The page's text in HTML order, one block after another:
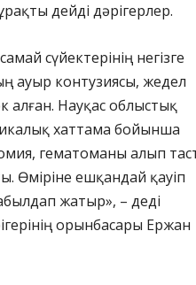
дейді дәрігерлер.
сүйектерінің негізге
ауыр контузиясы, жедел
алған. Науқас облыстық
хаттама бойынша
гематоманы алып
Өміріне ешқандай қауіп
жатыр», – деді
орынбасары Ержан